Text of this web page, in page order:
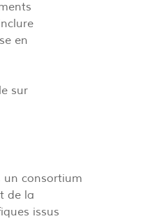
en
sur
un consortium
de la
issus